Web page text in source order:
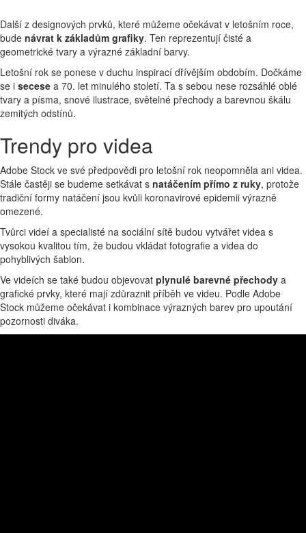
Další z designových prvků, které můžeme očekávat v letošním roce,
bude návrat k základům grafiky. Ten reprezentují čisté a
geometrické tvary a výrazné základní barvy.
Letošní rok se ponese v duchu inspirací dřívějším obdobím. Dočkáme
se i secese a 70. let minulého století. Ta s sebou nese rozsáhlé oblé
tvary a písma, snové ilustrace, světelné přechody a barevnou škálu
zemitých odstínů.
Trendy pro videa
Adobe Stock ve své předpovědi pro letošní rok neopomněla ani videa.
Stále častěji se budeme setkávat s natáčením přímo z ruky, protože
tradiční formy natáčení jsou kvůli koronavirové epidemii výrazně
omezené.
Tvůrci videí a specialisté na sociální sítě budou vytvářet videa s
vysokou kvalitou tím, že budou vkládat fotografie a videa do
pohyblivých šablon.
Ve videích se také budou objevovat plynulé barevné přechody a
grafické prvky, které mají zdůraznit příběh ve videu. Podle Adobe
Stock můžeme očekávat i kombinace výrazných barev pro upoutání
pozornosti diváka.